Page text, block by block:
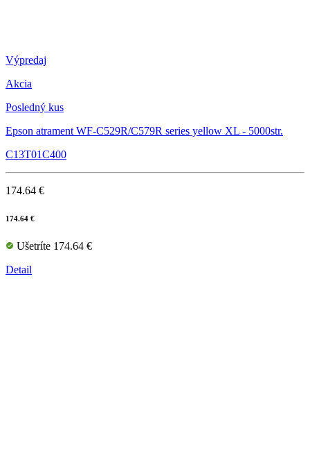
Výpredaj
Akcia
Posledný kus
Epson atrament WF-C529R/C579R series yellow XL - 5000str.
C13T01C400
174.64 €
174.64 €
Ušetríte 174.64 €
Detail